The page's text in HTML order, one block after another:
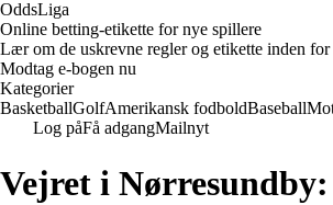
OddsLiga
Online betting-etikette for nye spillere
Lær om de uskrevne regler og etikette inden
Modtag e-bogen nu
Kategorier
BasketballGolfAmerikansk fodboldBaseball
Log påFå adgangMailnyt
Vejret i